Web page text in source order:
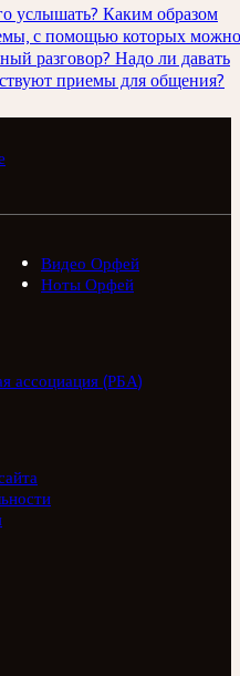
услышать? Каким образом
с помощью которых можно
разговор? Надо ли давать
приемы для общения?
Видео Орфей
Ноты Орфей
ассоциация (РБА)